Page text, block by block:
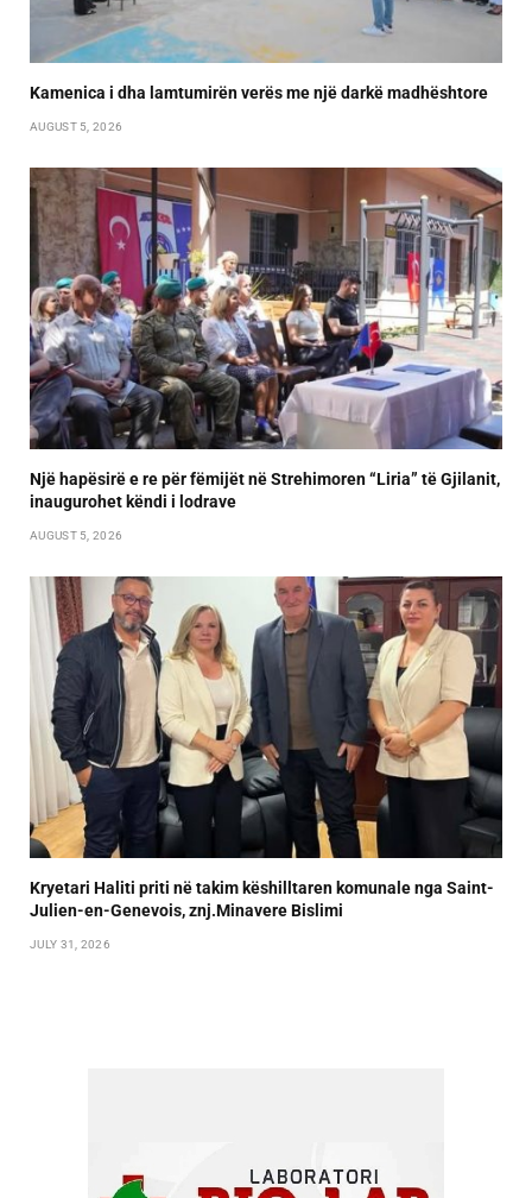
Kamenica i dha lamtumirën verës me një darkë madhështore
AUGUST 5, 2026
Një hapësirë e re për fëmijët në Strehimoren “Liria” të Gjilanit,
inaugurohet këndi i lodrave
AUGUST 5, 2026
Kryetari Haliti priti në takim këshilltaren komunale nga Saint-
Julien-en-Genevois, znj.Minavere Bislimi
JULY 31, 2026